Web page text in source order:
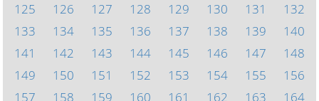
125
126 127 128 129 130 131
132
133
134 135 136 137 138 139
140
141
142 143 144 145 146 147
148
149
150 151 152 153 154 155
156
157
158 159 160 161 162 163
164